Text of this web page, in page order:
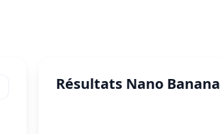
Résultats Nano Banana